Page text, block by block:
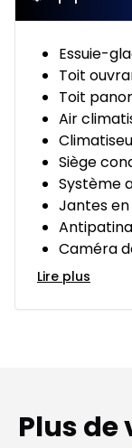
Essuie-
Toit
Toit
Air
Siège
Système
Jantes
Caméra
Lire plus
Plus de